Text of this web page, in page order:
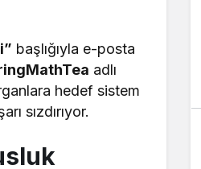
başlığıyla e-posta
adlı
hedef sistem
sızdırıyor.